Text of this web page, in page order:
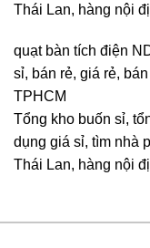
Thái Lan, hàng nội
quạt bàn tích điện
sỉ, bán rẻ, giá rẻ,
TPHCM
Tổng kho buốn sỉ,
dụng giá sỉ, tìm nhà
Thái Lan, hàng nội